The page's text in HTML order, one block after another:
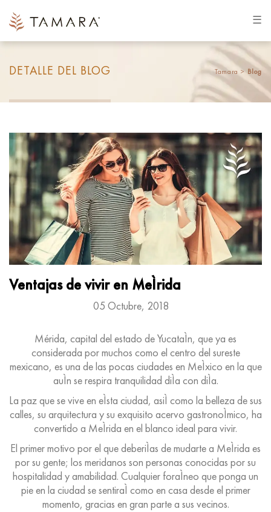
☰
DETALLE DEL BLOG Tamara >Blog
Ventajas de vivir en MeÌrida
05 Octubre, 2018
Mérida, capital del estado de YucataÌn, que ya es
considerada por muchos como el centro del sureste
mexicano, es una de las pocas ciudades en MeÌxico en la que
auÌn se respira tranquilidad diÌa con diÌa.
La paz que se vive en eÌsta ciudad, asiÌ como la belleza de sus
calles, su arquitectura y su exquisito acervo gastronoÌmico, ha
convertido a MeÌrida en el blanco ideal para vivir.
El primer motivo por el que deberiÌas de mudarte a MeÌrida es
por su gente; los meridanos son personas conocidas por su
hospitalidad y amabilidad. Cualquier foraÌneo que ponga un
pie en la ciudad se sentiraÌ como en casa desde el primer
momento, gracias en gran parte a sus vecinos.